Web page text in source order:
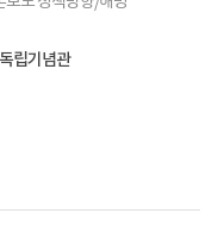
립기념관